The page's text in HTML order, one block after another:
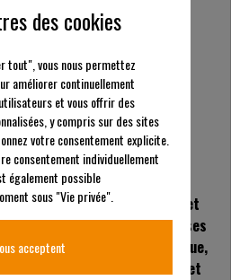
de AS-
aussi
Tout aussi puissantes et
fiables que des tondeuses
à entraînement classique,
mais plus silencieuses et
des cookies
tout", vous nous permettez
améliorer continuellement
et vous offrir des
y compris sur des sites
votre consentement explicite.
consentement individuellement
également possible
sous "Vie privée".
acceptent